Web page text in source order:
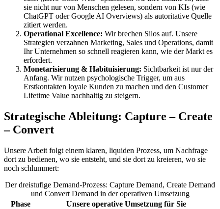
sie nicht nur von Menschen gelesen, sondern von KIs (wie
ChatGPT oder Google AI Overviews) als autoritative Quelle
zitiert werden.
Operational Excellence: Wir brechen Silos auf. Unsere
Strategien verzahnen Marketing, Sales und Operations, damit
Ihr Unternehmen so schnell reagieren kann, wie der Markt es
erfordert.
Monetarisierung & Habituisierung: Sichtbarkeit ist nur der
Anfang. Wir nutzen psychologische Trigger, um aus
Erstkontakten loyale Kunden zu machen und den Customer
Lifetime Value nachhaltig zu steigern.
Strategische Ableitung: Capture – Create
– Convert
Unsere Arbeit folgt einem klaren, liquiden Prozess, um Nachfrage
dort zu bedienen, wo sie entsteht, und sie dort zu kreieren, wo sie
noch schlummert:
Der dreistufige Demand-Prozess: Capture Demand, Create Demand
und Convert Demand in der operativen Umsetzung
Phase
Unsere operative Umsetzung für Sie